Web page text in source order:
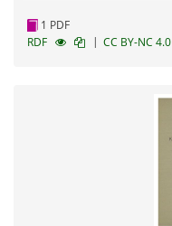
1 PDF
RDF
| CC BY-NC 4.0